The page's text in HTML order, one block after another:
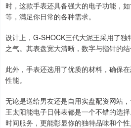
时，这款手表还具备强大的电子功能，
等，满足你日常的各种需求。
设计上，G-SHOCK三代大泥王采用了独
之气。其表盘宽大清晰，数字与指针的
此外，手表还选用了优质的材料，确保
性能。
无论是送给男友还是自用实盘配资网站
王太阳能电子日韩表都是一个不错的选
时间服务，更能彰显你的独特品味和个
深证成指 14110.12
沪深300 4651.31